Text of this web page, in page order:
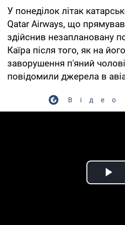
У понеділок літак
Qatar Airways, що
здійснив незаплановану
Каїра після того, як на
заворушення п'яний
повідомили джерела в